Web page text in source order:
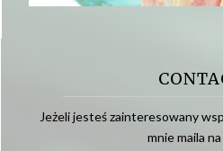
Jeżeli jesteś zainteresowany
mnie maila